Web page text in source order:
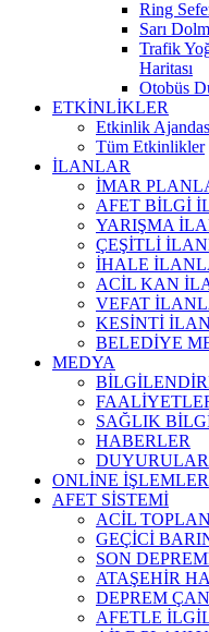
Ring
Sarı
Trafik
Haritası
Otobüs
ETKİNLİKLER
Etkinlik
Tüm Etkinlikler
İLANLAR
İMAR
AFET BİLGİ
YARIŞMA
ÇEŞİTLİ
İHALE
ACİL KAN
VEFAT
KESİNTİ
BELEDİYE
MEDYA
SAĞLIK
HABERLER
DUYURULAR
ONLİNE İŞLEMLER
AFET SİSTEMİ
ACİL
GEÇİCİ
SON
ATAŞEHİR
DEPREM
AFETLE